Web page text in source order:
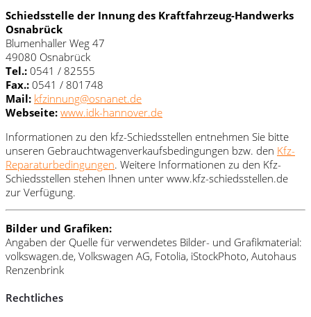
Schiedsstelle der Innung des Kraftfahrzeug-Handwerks
Osnabrück
Blumenhaller Weg 47
49080 Osnabrück
Tel.: 0541 / 82555
Fax.: 0541 / 801748
Mail: kfzinnung@osnanet.de
Webseite: www.idk-hannover.de
Informationen zu den kfz-Schiedsstellen entnehmen Sie bitte
unseren Gebrauchtwagenverkaufsbedingungen bzw. den Kfz-
Reparaturbedingungen. Weitere Informationen zu den Kfz-
Schiedsstellen stehen Ihnen unter www.kfz-schiedsstellen.de
zur Verfügung.
Bilder und Grafiken:
Angaben der Quelle für verwendetes Bilder- und Grafikmaterial:
volkswagen.de, Volkswagen AG, Fotolia, iStockPhoto, Autohaus
Renzenbrink
Rechtliches